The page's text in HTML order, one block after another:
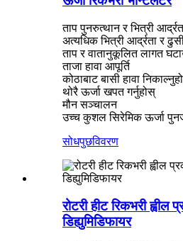
ताप पुनरुत्थान र भित्री
अत्यधिक भित्री आर्द्रता र
ताप र वातानुकूलित लागत
ताजा हावा आपूर्ति
कोठाबाट बासी हावा
थोरै ऊर्जा खपत गर्नुहोस्
मौन सञ्चालन
उच्च कुशल सिरेमिक ऊर्जा
सोधपुछविवरण
रोटरी हीट रिकभरी ह्वील
डिह्युमिडिफायर